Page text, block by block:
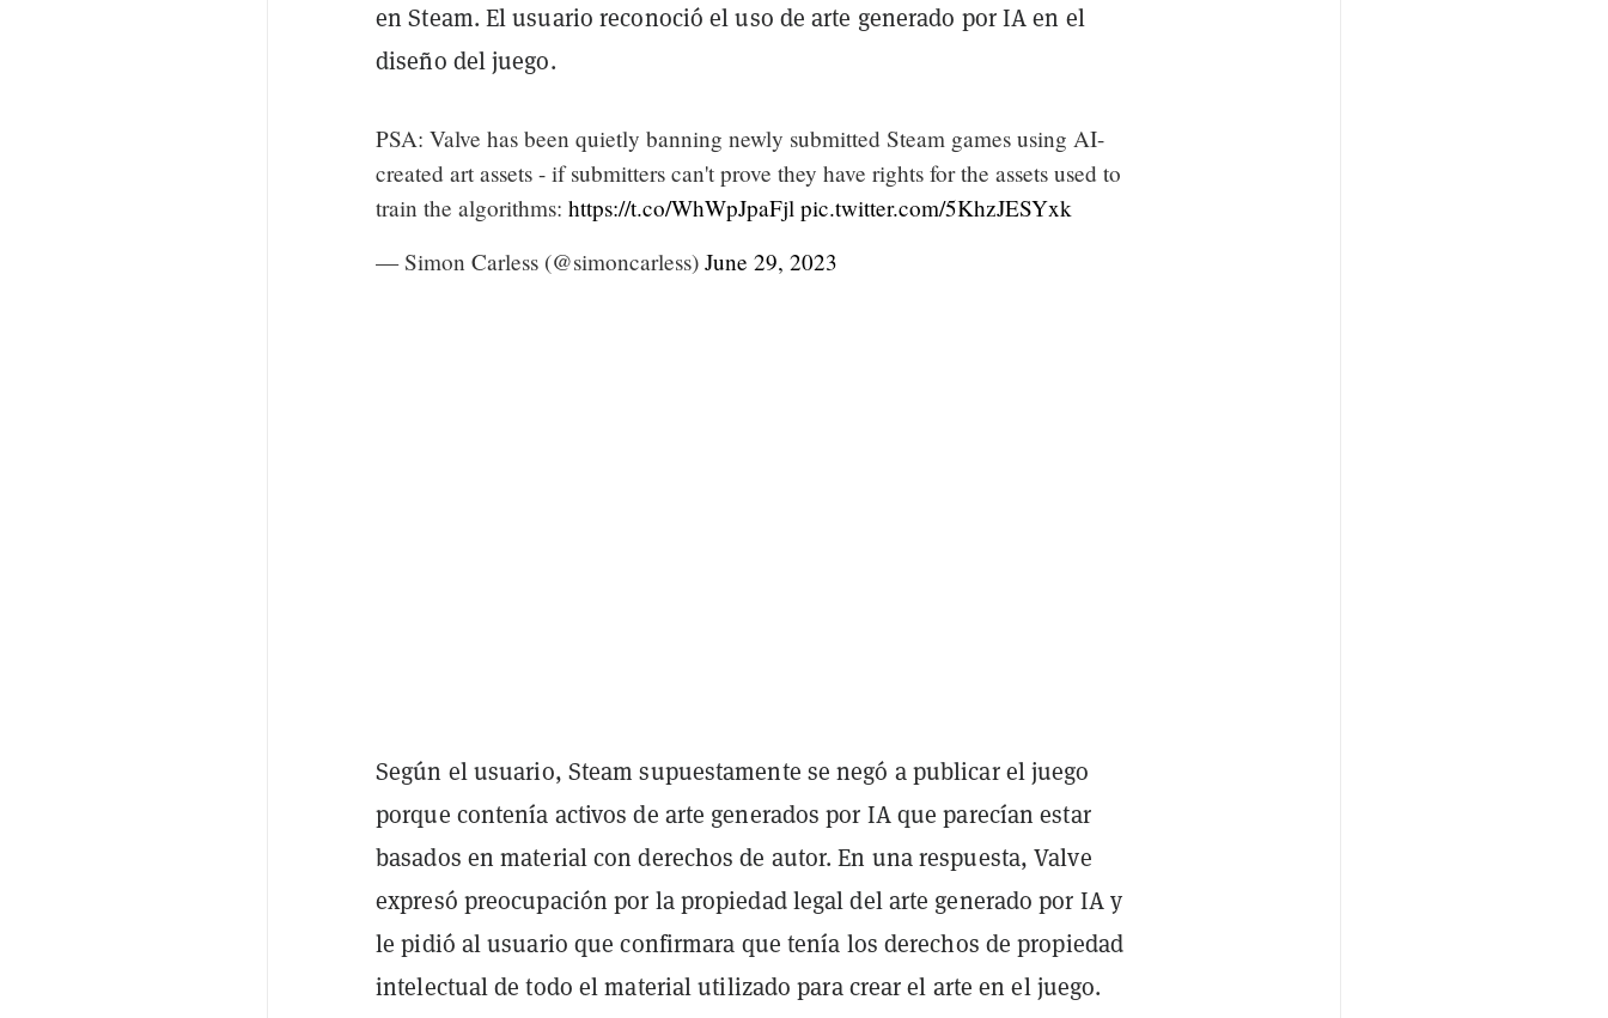
en Steam. El usuario reconoció el uso de arte generado por IA en el
diseño del juego.
PSA: Valve has been quietly banning newly submitted Steam games using AI-
created art assets - if submitters can't prove they have rights for the assets used to
train the algorithms: https://t.co/WhWpJpaFjl pic.twitter.com/5KhzJESYxk
— Simon Carless (@simoncarless) June 29, 2023
Según el usuario, Steam supuestamente se negó a publicar el juego
porque contenía activos de arte generados por IA que parecían estar
basados en material con derechos de autor. En una respuesta, Valve
expresó preocupación por la propiedad legal del arte generado por IA y
le pidió al usuario que confirmara que tenía los derechos de propiedad
intelectual de todo el material utilizado para crear el arte en el juego.